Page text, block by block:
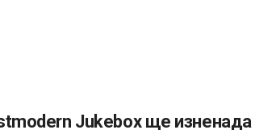
Jukebox ще изненада